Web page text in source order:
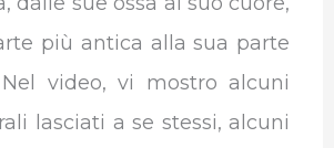
più antica alla sua parte
video, vi mostro alcuni
lasciati a se stessi, alcuni